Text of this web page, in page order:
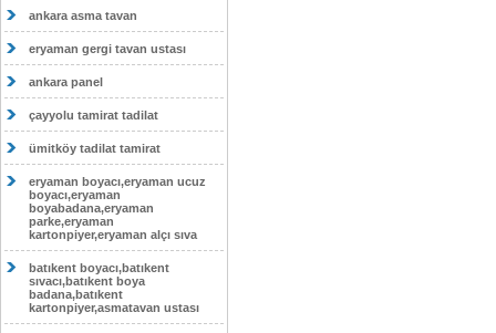
ankara asma tavan
eryaman gergi tavan ustası
ankara panel
çayyolu tamirat tadilat
ümitköy tadilat tamirat
eryaman boyacı,eryaman ucuz
boyacı,eryaman
boyabadana,eryaman
parke,eryaman
kartonpiyer,eryaman alçı sıva
batıkent boyacı,batıkent
sıvacı,batıkent boya
badana,batıkent
kartonpiyer,asmatavan ustası